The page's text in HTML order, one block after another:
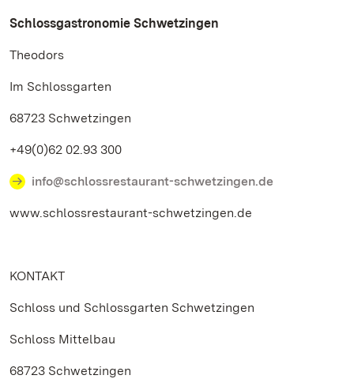
Schlossgastronomie Schwetzingen
Theodors
Im Schlossgarten
68723 Schwetzingen
+49(0)62 02.93 300
info@schlossrestaurant-schwetzingen.de
www.schlossrestaurant-schwetzingen.de
KONTAKT
Schloss und Schlossgarten Schwetzingen
Schloss Mittelbau
68723 Schwetzingen